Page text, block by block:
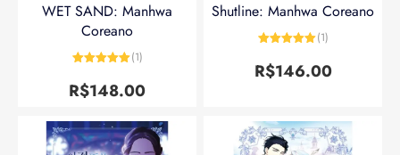
WET SAND: Manhwa
Coreano
de 5
(1)
R$148.00
Shutline: Manhwa Coreano
de 5
(1)
R$146.00